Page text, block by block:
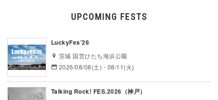
UPCOMING FESTS
LuckyFes’26
茨城 国営ひたち海浜公園
2026/08/08(土) - 08/11(火)
Talking Rock! FES.2026（神戸）